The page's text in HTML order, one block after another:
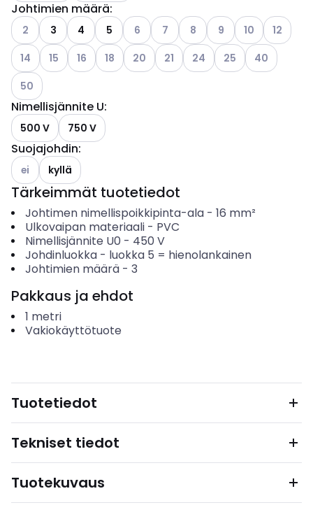
Johtimien määrä:
Katso käytettävissä olevat vaihtoehdot
2 3 4 5 Katso käytettävissä olevat
6 Katso käytettävissä olevat
7 Katso käytettävissä
8 Katso käytettävissä
9 Katso
10 Katso
12
Katso käytettävissä olevat vaihtoehdot
14 Katso käytettävissä olevat vaihtoehdot
15 Katso käytettävissä olevat vaihtoehdot
16 Katso käytettävissä olevat vaihtoehdot
18 Katso käytettävissä olevat
20 Katso käytettävissä olevat
21 Katso käytettävissä
24 Katso
25 Katso
40
Katso käytettävissä olevat vaihtoehdot
50
Nimellisjännite U:
500 V 750 V
Suojajohdin:
Katso käytettävissä olevat vaihtoehdot
ei kyllä
Tärkeimmät tuotetiedot
Johtimen nimellispoikkipinta-ala- 16 mm²
Ulkovaipan materiaali- PVC
Nimellisjännite U0 - 450 V
Johdinluokka- luokka 5 = hienolankainen
Johtimien määrä- 3
Pakkaus ja ehdot
1 metri
Vakiokäyttötuote
Tuotetiedot
Tekniset tiedot
Tuotekuvaus